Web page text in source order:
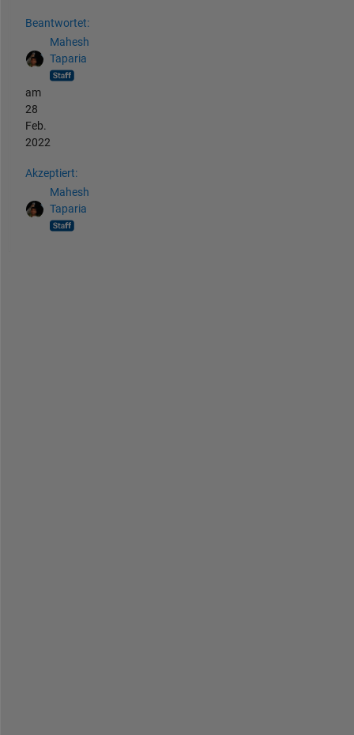
Beantwortet:
Mahesh
Taparia
am
28
Feb.
2022
Akzeptiert:
Mahesh
Taparia